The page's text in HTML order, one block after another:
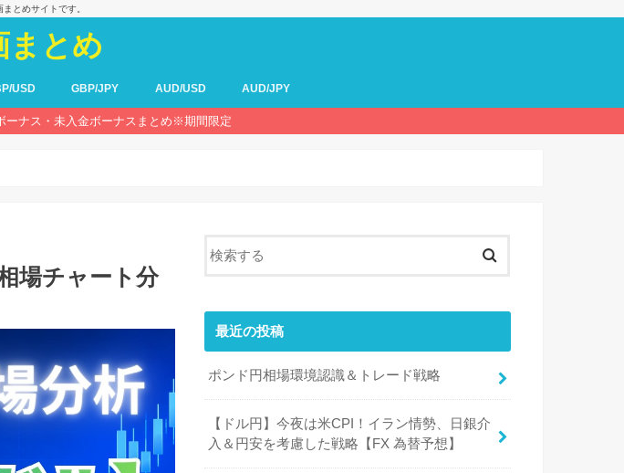
とめサイトです。
まとめ
USD GBP/JPY AUD/USD AUD/JPY
ーナス・未入金ボーナスまとめ※期間限定
場チャート分
最近の投稿
ポンド円相場環境認識＆トレード戦略
【ドル円】今夜は米CPI！イラン情勢、日銀介
入＆円安を考慮した戦略【FX 為替予想】